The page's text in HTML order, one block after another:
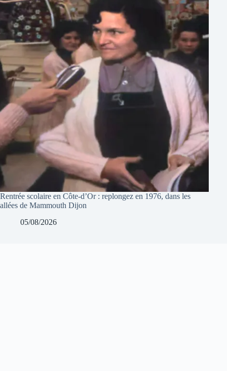
Rentrée scolaire en Côte-d’Or : replongez en 1976, dans les
allées de Mammouth Dijon
05/08/2026